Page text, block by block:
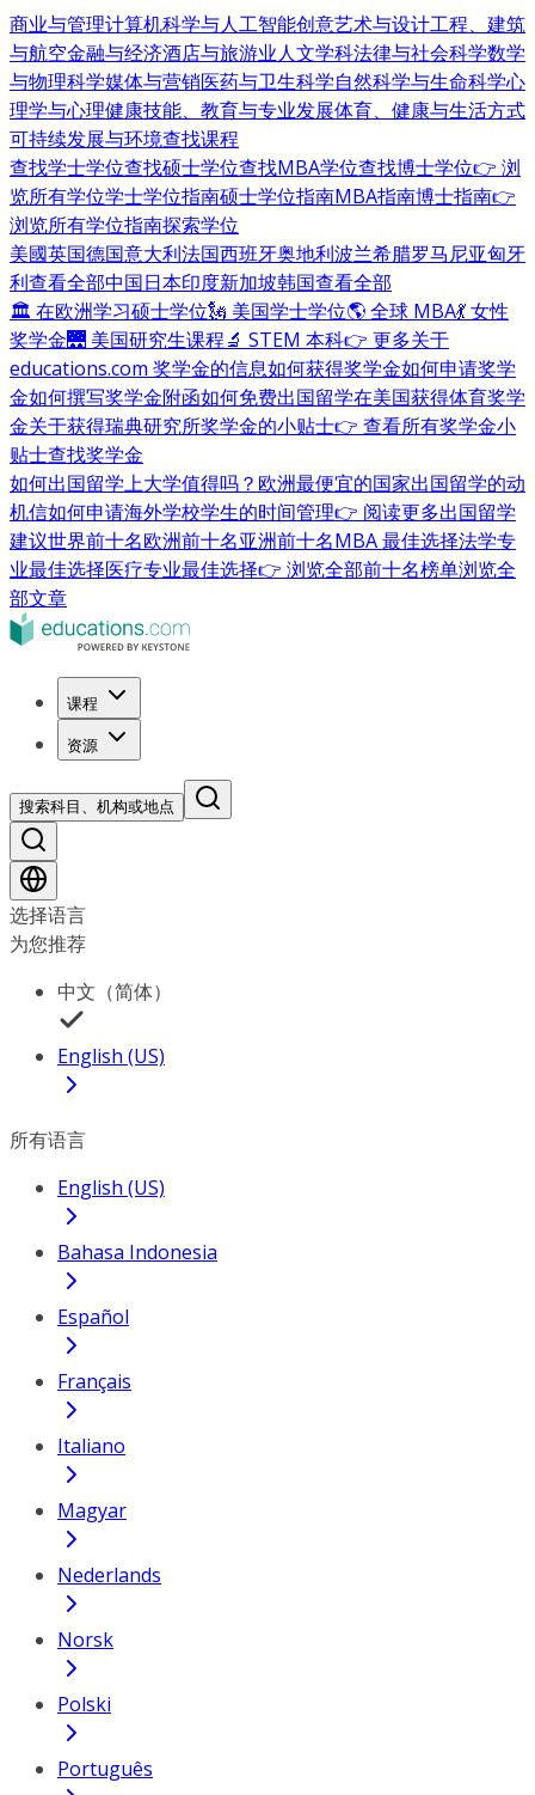
商业与管理计算机科学与人工智能创意艺术与设计工程、建筑
与航空金融与经济酒店与旅游业人文学科法律与社会科学数学
与物理科学媒体与营销医药与卫生科学自然科学与生命科学心
理学与心理健康技能、教育与专业发展体育、健康与生活方式
可持续发展与环境查找课程
查找学士学位查找硕士学位查找MBA学位查找博士学位👉 浏
览所有学位学士学位指南硕士学位指南MBA指南博士指南👉
浏览所有学位指南探索学位
美國英国德国意大利法国西班牙奥地利波兰希腊罗马尼亚匈牙
利查看全部中国日本印度新加坡韩国查看全部
🏛 在欧洲学习硕士学位🗽 美国学士学位🌎 全球 MBA💃 女性
奖学金🌉 美国研究生课程🔬 STEM 本科👉 更多关于
educations.com 奖学金的信息如何获得奖学金如何申请奖学
金如何撰写奖学金附函如何免费出国留学在美国获得体育奖学
金关于获得瑞典研究所奖学金的小贴士👉 查看所有奖学金小
贴士查找奖学金
如何出国留学上大学值得吗？ 欧洲最便宜的国家出国留学的动
机信如何申请海外学校学生的时间管理👉 阅读更多出国留学
建议世界前十名欧洲前十名亚洲前十名MBA 最佳选择法学专
业最佳选择医疗专业最佳选择👉 浏览全部前十名榜单浏览全
部文章
课程
资源
搜索科目、机构或地点
选择语言
为您推荐
中文（简体）
English (US)
所有语言
English (US)
Bahasa Indonesia
Español
Français
Italiano
Magyar
Nederlands
Norsk
Polski
Português